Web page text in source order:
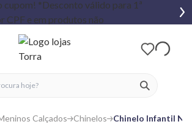
ver
Calçados Chinelos Chinelo Infantil